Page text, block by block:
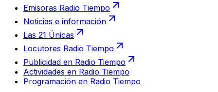
Emisoras Radio Tiempo
Noticias e información
Las 21 Únicas
Locutores Radio Tiempo
Publicidad en Radio Tiempo
Actividades en Radio Tiempo
Programación en Radio Tiempo